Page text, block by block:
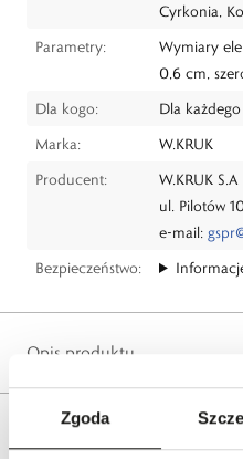
Zgoda
Cyrkonia,
Parametry:
Wymiary
0,6 cm,
Dla kogo:
Dla każdego
Marka:
W.KRUK
Producent:
W.KRUK S.A
ul. Pilotów
e-mail:
Bezpieczeństwo:
Opis produktu
Wysyłka